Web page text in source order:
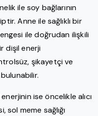
ile soy bağlarının
Anne ile sağlıklı bir
ile doğrudan ilişkili
dişil enerji
şikayetçi ve
ise öncelikle alıcı
sol meme sağlığı